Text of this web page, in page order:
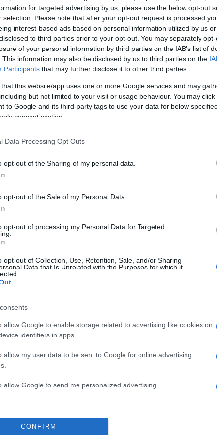
for targeted advertising by us, please use the below opt-out
selection. Please note that after your opt-out request is processed
interest-based ads based on personal information utilized by us
to third parties prior to your opt-out. You may separately
of your personal information by third parties on the IAB’s list of
This information may also be disclosed by us to third parties on the
Participants that may further disclose it to other third parties.
that this website/app uses one or more Google services and may
but not limited to your visit or usage behaviour. You may
to Google and its third-party tags to use your data for below
consent section.
Data Processing Opt Outs
opt-out of the Sharing of my personal data.
opt-out of the Sale of my Personal Data.
opt-out of processing my Personal Data for Targeted
opt-out of Collection, Use, Retention, Sale, and/or Sharing
Data that Is Unrelated with the Purposes for which it
allow Google to enable storage related to advertising like cookies on
identifiers in apps.
allow my user data to be sent to Google for online advertising
allow Google to send me personalized advertising.
CONFIRM
τα έδρανα.
τους διαξιφισμούς, η βουλευτής του ΣΥΡΙΖΑ Άννα
είπε στον βουλευτή της ΝΔ Μάξιμο Χαρακόπουλο:
σε κόμμα παιδεραστών;» με τον κ. Χαρακόπουλο
«τι είναι αυτά που λες. Ντροπή σου» και
Γραμματέα της ΚΟ του ΣΥΡΙΖΑ Όλγα
στην τάξη την κυρία Βαγενά.
του ΣΥΡΙΖΑ Άννα Βαγενά και του ζήτησε
Σχολίασε εδώ